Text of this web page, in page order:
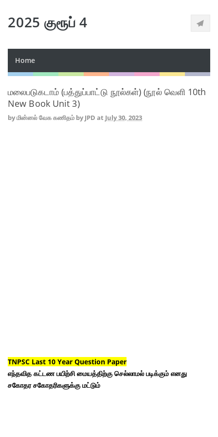
2025 குரூப் 4
Home
மலைபடுகடாம் (பத்துப்பாட்டு நூல்கள்) (நூல் வெளி 10th
New Book Unit 3)
byமின்னல் வேக கணிதம் by JPD at July 30, 2023
TNPSC Last 10 Year Question Paper
எந்தவித கட்டண பயிற்சி மையத்திற்கு செல்லாமல் படிக்கும் எனது
சகோதர சகோதரிகளுக்கு மட்டும்